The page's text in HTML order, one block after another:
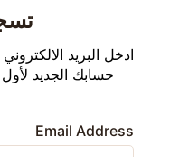
ادخل البريد
حسابك الجديد
Email Address